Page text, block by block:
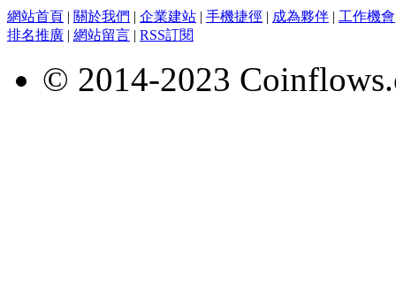
網站首頁 | 關於我們 | 企業建站 | 手機捷徑 | 成為夥伴 | 工作機會
排名推廣 | 網站留言 | RSS訂閱
© 2014-2023